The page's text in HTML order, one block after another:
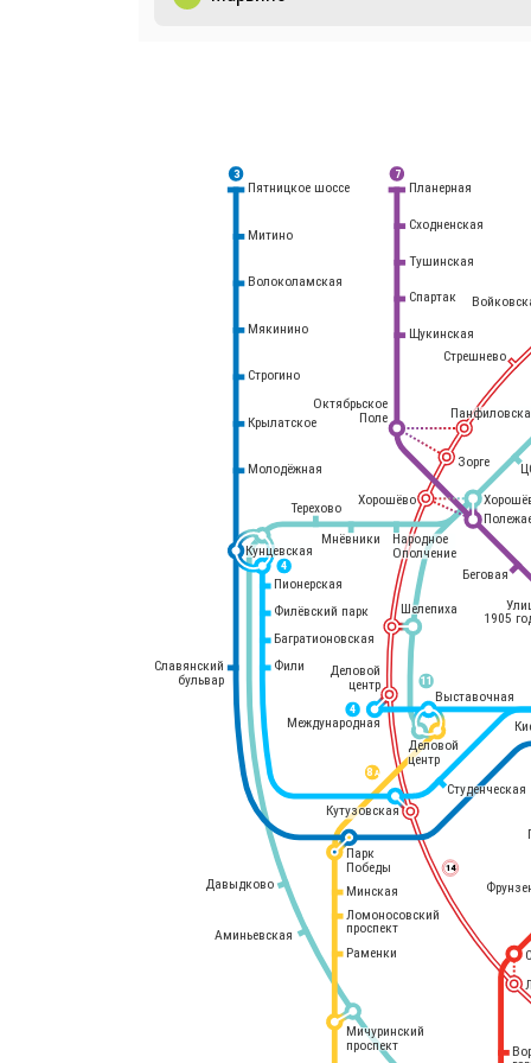
4
3
4
7
8 А
11
14
Деловой
центр
Хорошёво
Зорге
Стрешнево
Планерная
Сходненская
Тушинская
Спартак
Щукинская
Минская
Ломоносовский
проспект
Раменки
Митино
Волоколамская
Мякинино
Строгино
Крылатское
Молодёжная
Кунцевская
Парк
Победы
Пионерская
Филёвский парк
Багратионовская
Фили
Международная
Славянский
бульвар
Выставочная
Пятницкое шоссе
Беговая
1905
Мичуринский
проспект
Аминьевская
Давыдково
Терехово
Мнёвники
Народное
Ополчение
Октябрьское
Поле
Шелепиха
Деловой
центр
Кутузовская
Студенческая
Белорусский
вокзал